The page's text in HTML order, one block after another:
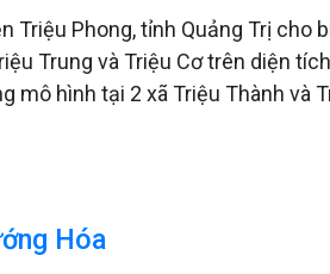
Phong, tỉnh Quảng Trị cho
Trung và Triệu Cơ trên diện
mô hình tại 2 xã Triệu Thành và
Hóa